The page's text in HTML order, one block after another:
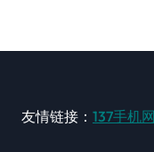
友情链接： 137手机网